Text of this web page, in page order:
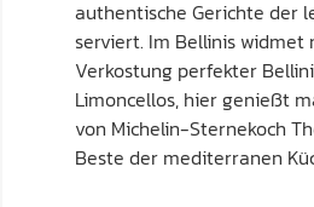
authentische Gerichte der
serviert. Im Bellinis widmet
Verkostung perfekter
Limoncellos, hier genießt
von Michelin-Sternekoch
Beste der mediterranen